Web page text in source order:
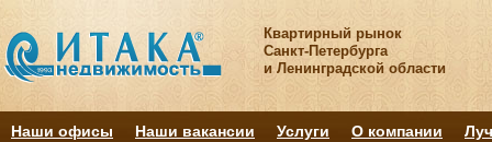
Квартирный рынок
Санкт-Петербурга
и Ленинградской области
Наши офисы Наши вакансии Услуги О компании